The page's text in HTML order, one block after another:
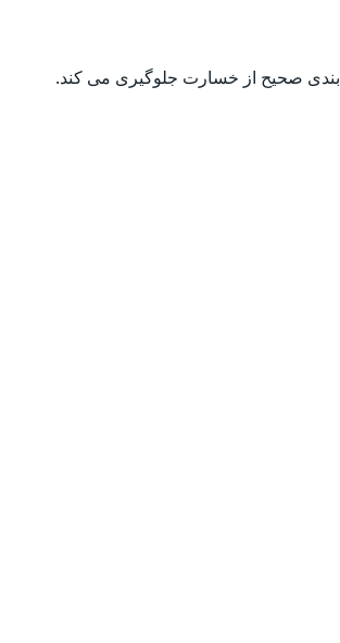
صحیح از خسارت جلوگیری می کند.